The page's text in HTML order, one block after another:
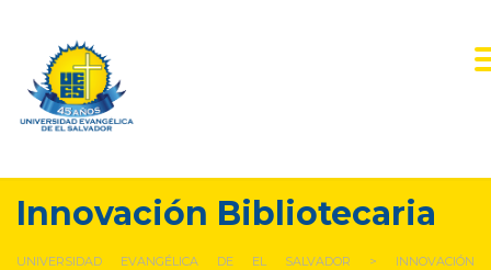
Innovación Bibliotecaria
UNIVERSIDAD EVANGÉLICA DE EL SALVADOR > INNOVACIÓN